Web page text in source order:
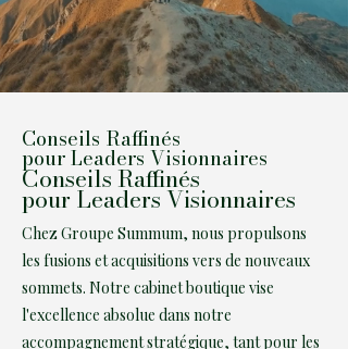
Conseils Raffinés
pour Leaders Visionnaires
Conseils Raffinés
pour Leaders Visionnaires
Chez Groupe Summum, nous propulsons
les fusions et acquisitions vers de nouveaux
sommets. Notre cabinet boutique vise
l'excellence absolue dans notre
accompagnement stratégique, tant pour les